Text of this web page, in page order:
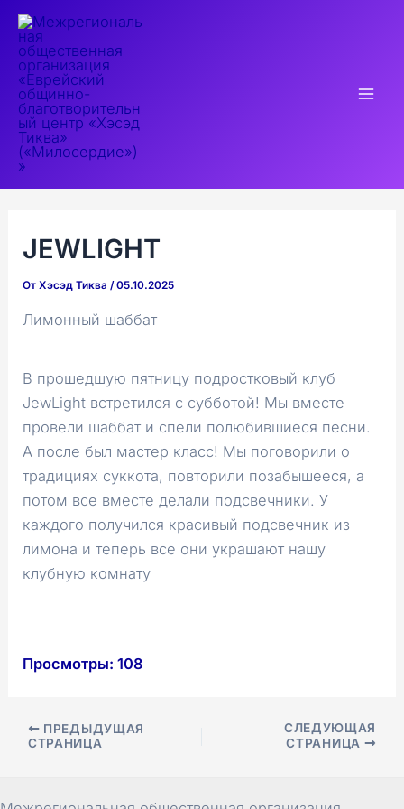
Перейти
содержимому
JEWLIGHT
ОтХэсэд Тиква/05.10.2025
Лимонный шаббат
В прошедшую пятницу подростковый клуб
JewLight встретился с субботой! Мы вместе
провели шаббат и спели полюбившиеся песни.
А после был мастер класс! Мы поговорили о
традициях суккота, повторили позабышееся, а
потом все вместе делали подсвечники. У
каждого получился красивый подсвечник из
лимона и теперь все они украшают нашу
клубную комнату
Просмотры: 108
Навигация
ПРЕДЫДУЩАЯ
СТРАНИЦА
СЛЕДУЮЩАЯ
СТРАНИЦА